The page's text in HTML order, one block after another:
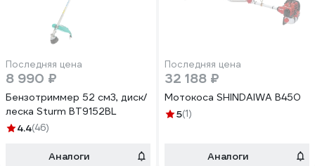
Последняя цена
8 990 ₽
Бензотриммер 52 см3, диск/
леска Sturm BT9152BL
4.4(46)
Аналоги
Последняя цена
32 188 ₽
Мотокоса SHINDAIWA B450
5(1)
Аналоги